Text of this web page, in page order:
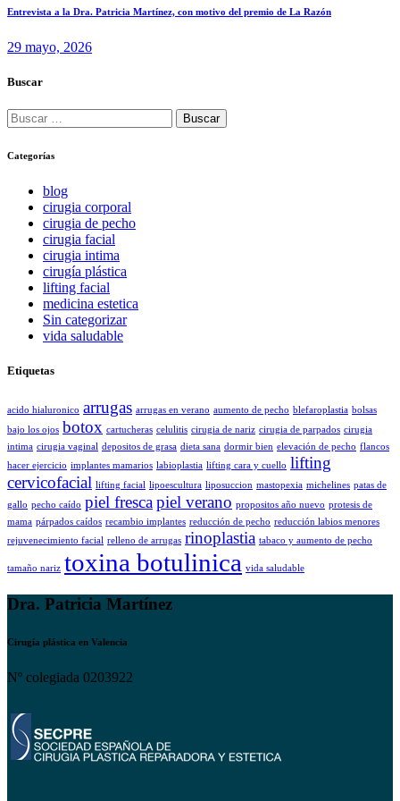
Entrevista a la Dra. Patricia Martínez, con motivo del premio de La Razón
29 mayo, 2026
Buscar
Buscar:
Categorías
blog
cirugia corporal
cirugia de pecho
cirugia facial
cirugia intima
cirugía plástica
lifting facial
medicina estetica
Sin categorizar
vida saludable
Etiquetas
acido hialuronico arrugas arrugas en verano aumento de pecho blefaroplastia bolsas
bajo los ojos botox cartucheras celulitis cirugia de nariz cirugia de parpados cirugia
intima cirugia vaginal depositos de grasa dieta sana dormir bien elevación de pecho flancos
hacer ejercicio implantes mamarios labioplastia lifting cara y cuello lifting
cervicofacial lifting facial lipoescultura liposuccion mastopexia michelines patas de
gallo pecho caído piel frescapiel verano propositos año nuevo protesis de
mama párpados caídos recambio implantes reducción de pecho reducción labios menores
rejuvenecimiento facial relleno de arrugas rinoplastia tabaco y aumento de pecho
tamaño nariz toxina botulinica vida saludable
Dra. Patricia Martínez
Cirugía plástica en Valencia
Nº colegiada 0203922